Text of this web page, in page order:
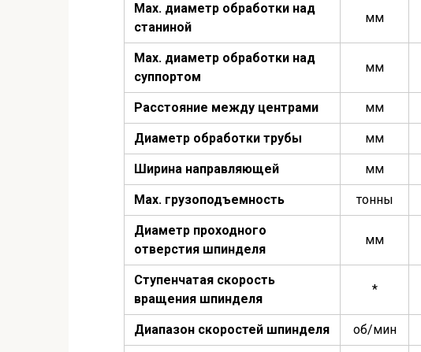
Мах. диаметр обработки над
станиной
мм
Мах. диаметр обработки над
суппортом
мм
Расстояние между центрами мм
Диаметр обработки трубы мм
Ширина направляющей мм
Мах. грузоподъемность тонны
Диаметр проходного
отверстия шпинделя
мм
Ступенчатая скорость
вращения шпинделя
*
Диапазон скоростей шпинделя об/мин